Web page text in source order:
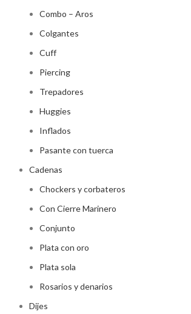
Combo – Aros
Colgantes
Cuff
Piercing
Trepadores
Huggies
Inflados
Pasante con tuerca
Cadenas
Chockers y corbateros
Con Cierre Marinero
Conjunto
Plata con oro
Plata sola
Rosarios y denarios
Dijes